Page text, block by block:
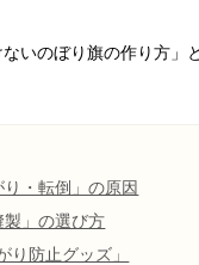
いのぼり旗の作り方」
・転倒」の原因
製」の選び方
り防止グッズ」